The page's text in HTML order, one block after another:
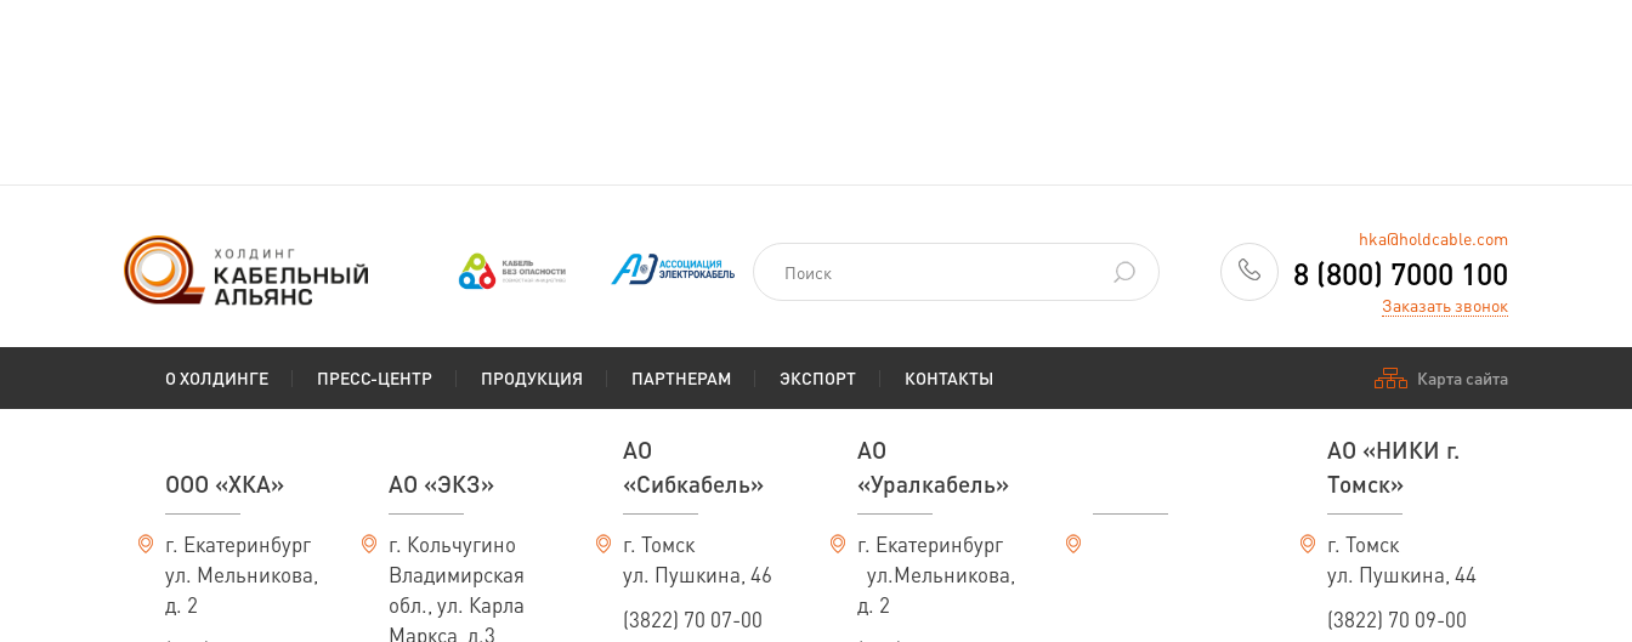
hka@holdcable.com
8 (800) 7000 100
Заказать звонок
О ХОЛДИНГЕ ПРЕСС-ЦЕНТР ПРОДУКЦИЯ ПАРТНЕРАМ ЭКСПОРТ КОНТАКТЫ Карта сайта
ООО «ХКА»
г. Екатеринбург
ул. Мельникова,
д. 2
АО «ЭКЗ»
г. Кольчугино
Владимирская
обл., ул. Карла
Маркса, д.3
АО
«Сибкабель»
г. Томск
ул. Пушкина, 46
(3822) 70 07-00
АО
«Уралкабель»
г. Екатеринбург
ул.Мельникова,
д. 2
АО «НИКИ г.
Томск»
г. Томск
ул. Пушкина, 44
(3822) 70 09-00